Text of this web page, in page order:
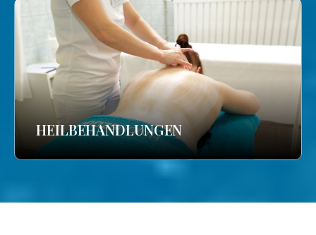
HEILBEHANDLUNGEN